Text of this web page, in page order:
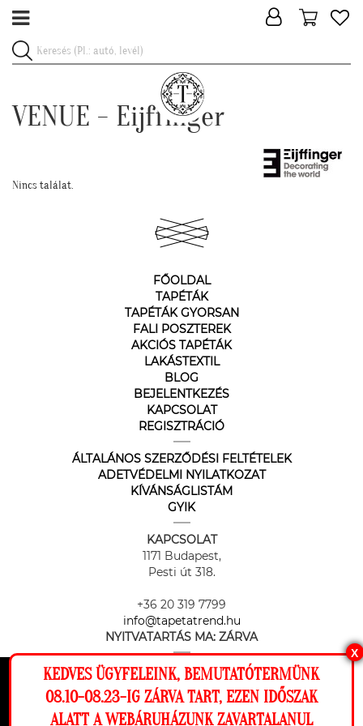
Ez a weboldal cookie-kat használ, hogy a
lehető legjobb élményt nyújtsa honlapunkon.
VENUE - Eijffinger
Nincs találat.
FŐOLDAL
TAPÉTÁK
TAPÉTÁK GYORSAN
FALI POSZTEREK
AKCIÓS TAPÉTÁK
LAKÁSTEXTIL
BLOG
BEJELENTKEZÉS
KAPCSOLAT
REGISZTRÁCIÓ
ÁLTALÁNOS SZERZŐDÉSI FELTÉTELEK
ADETVÉDELMI NYILATKOZAT
KÍVÁNSÁGLISTÁM
GYIK
KAPCSOLAT
1171 Budapest,
Pesti út 318.
+36 20 319 7799
info@tapetatrend.hu
NYITVATARTÁS MA: ZÁRVA
X
KEDVES ÜGYFELEINK, BEMUTATÓTERMÜNK
08.10-08.23-IG ZÁRVA TART, EZEN IDŐSZAK
ALATT A WEBÁRUHÁZUNK ZAVARTALANUL